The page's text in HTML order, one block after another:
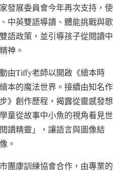
發展委員會今年再次支持，使
中英雙語導讀、體能挑戰與歌
語政策，並引導孩子從閱讀中
神。
由Tiffy老師以開啟《繪本時
本的魔法世界。接續由知名作
》創作歷程，揭露從靈感發想
童從故事中小魚的視角看見世
讀精靈」，讓語言與圖像結
。
團康訓練協會合作，由專業的